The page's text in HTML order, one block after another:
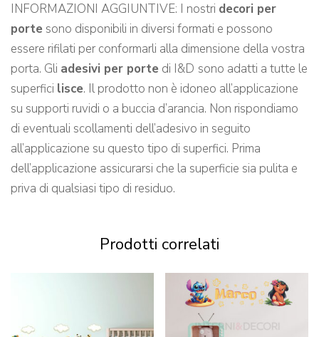
INFORMAZIONI AGGIUNTIVE: I nostri decori per
porte sono disponibili in diversi formati e possono
essere rifilati per conformarli alla dimensione della vostra
porta. Gli adesivi per porte di I&D sono adatti a tutte le
superfici lisce. Il prodotto non è idoneo all’applicazione
su supporti ruvidi o a buccia d’arancia. Non rispondiamo
di eventuali scollamenti dell’adesivo in seguito
all’applicazione su questo tipo di superfici. Prima
dell’applicazione assicurarsi che la superficie sia pulita e
priva di qualsiasi tipo di residuo.
Prodotti correlati